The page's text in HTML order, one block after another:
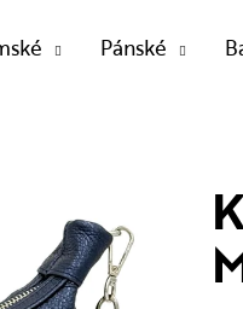
Pánské